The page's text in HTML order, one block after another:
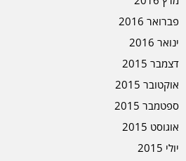
פברואר 2016
ינואר 2016
דצמבר 2015
אוקטובר 2015
ספטמבר 2015
אוגוסט 2015
יולי 2015